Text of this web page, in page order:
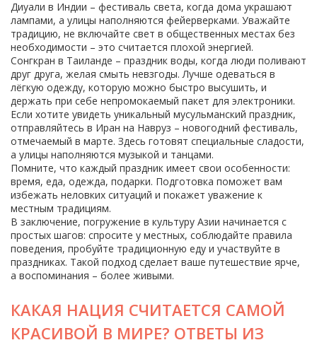
Диуали в Индии – фестиваль света, когда дома украшают
лампами, а улицы наполняются фейерверками. Уважайте
традицию, не включайте свет в общественных местах без
необходимости – это считается плохой энергией.
Сонгкран в Таиланде – праздник воды, когда люди поливают
друг друга, желая смыть невзгоды. Лучше одеваться в
лёгкую одежду, которую можно быстро высушить, и
держать при себе непромокаемый пакет для электроники.
Если хотите увидеть уникальный мусульманский праздник,
отправляйтесь в Иран на Навруз – новогодний фестиваль,
отмечаемый в марте. Здесь готовят специальные сладости,
а улицы наполняются музыкой и танцами.
Помните, что каждый праздник имеет свои особенности:
время, еда, одежда, подарки. Подготовка поможет вам
избежать неловких ситуаций и покажет уважение к
местным традициям.
В заключение, погружение в культуру Азии начинается с
простых шагов: спросите у местных, соблюдайте правила
поведения, пробуйте традиционную еду и участвуйте в
праздниках. Такой подход сделает ваше путешествие ярче,
а воспоминания – более живыми.
КАКАЯ НАЦИЯ СЧИТАЕТСЯ САМОЙ
КРАСИВОЙ В МИРЕ? ОТВЕТЫ ИЗ